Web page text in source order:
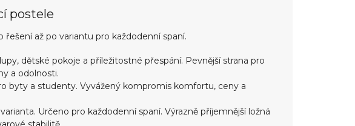
postele
až po variantu pro každodenní spaní.
dětské pokoje a příležitostné přespání. Pevnější strana pro
a odolnosti.
byty a studenty. Vyvážený kompromis komfortu, ceny a
Určeno pro každodenní spaní. Výrazně příjemnější ložná